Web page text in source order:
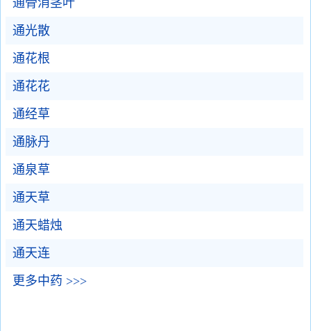
通骨消茎叶
通光散
通花根
通花花
通经草
通脉丹
通泉草
通天草
通天蜡烛
通天连
更多中药 >>>